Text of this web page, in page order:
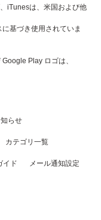
iTunesは、米国および他
基づき使用されていま
Play ロゴは、
らせ
カテゴリ一覧
イド メール通知設定